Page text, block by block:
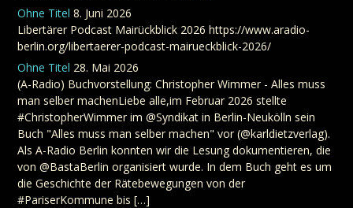
Ohne Titel 8. Juni 2026
Libertärer Podcast Mairückblick 2026 https://www.aradio-
berlin.org/libertaerer-podcast-mairueckblick-2026/
Ohne Titel 28. Mai 2026
(A-Radio) Buchvorstellung: Christopher Wimmer - Alles muss
man selber machenLiebe alle,im Februar 2026 stellte
#ChristopherWimmer im @Syndikat in Berlin-Neukölln sein
Buch "Alles muss man selber machen" vor (@karldietzverlag).
Als A-Radio Berlin konnten wir die Lesung dokumentieren, die
von @BastaBerlin organisiert wurde. In dem Buch geht es um
die Geschichte der Rätebewegungen von der
#PariserKommune bis […]